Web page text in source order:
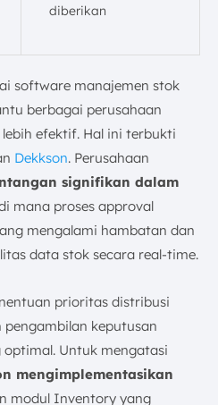
diberikan
software manajemen stok
berbagai perusahaan
efektif. Hal ini terbukti
Dekkson. Perusahaan
signifikan dalam
mana proses approval
mengalami hambatan dan
data stok secara real-time.
prioritas distribusi
keputusan
Untuk mengatasi
mengimplementasikan
modul Inventory yang